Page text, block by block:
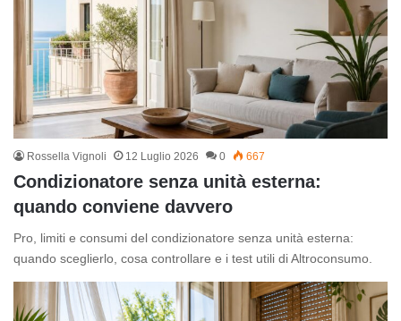
Rossella Vignoli 12 Luglio 2026 0 667
Condizionatore senza unità esterna:
quando conviene davvero
Pro, limiti e consumi del condizionatore senza unità esterna:
quando sceglierlo, cosa controllare e i test utili di Altroconsumo.